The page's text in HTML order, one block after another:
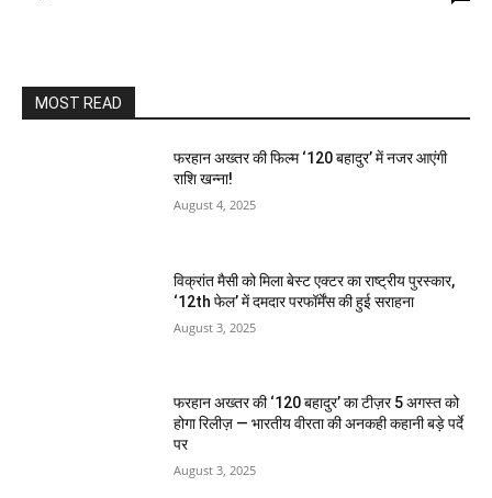
MOST READ
फरहान अख्तर की फिल्म ‘120 बहादुर’ में नजर आएंगी
राशि खन्ना!
August 4, 2025
विक्रांत मैसी को मिला बेस्ट एक्टर का राष्ट्रीय पुरस्कार,
‘12th फेल’ में दमदार परफॉर्मेंस की हुई सराहना
August 3, 2025
फरहान अख्तर की ‘120 बहादुर’ का टीज़र 5 अगस्त को
होगा रिलीज़ — भारतीय वीरता की अनकही कहानी बड़े पर्दे
पर
August 3, 2025